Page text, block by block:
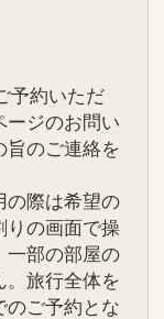
予約いただ
ージのお問い
旨のご連絡を
の際は希望の
りの画面で操
一部の部屋の
。旅行全体を
のご予約とな